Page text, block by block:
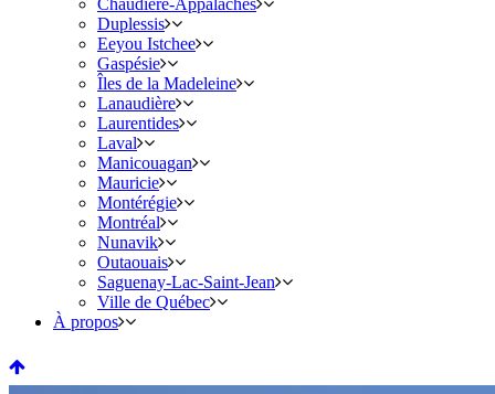
Chaudière-Appalaches
Duplessis
Eeyou Istchee
Gaspésie
Îles de la Madeleine
Lanaudière
Laurentides
Laval
Manicouagan
Mauricie
Montérégie
Montréal
Nunavik
Outaouais
Saguenay-Lac-Saint-Jean
Ville de Québec
À propos